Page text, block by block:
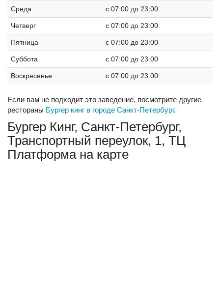
Среда c 07:00 до 23:00
Четверг c 07:00 до 23:00
Пятница c 07:00 до 23:00
Суббота c 07:00 до 23:00
Воскресенье c 07:00 до 23:00
Если вам не подходит это заведение, посмотрите другие
рестораны Бургер кинг в городе Санкт-Петербург.
Бургер Кинг, Санкт-Петербург,
Транспортный переулок, 1, ТЦ
Платформа на карте